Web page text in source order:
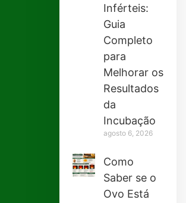
Inférteis:
Guia
Completo
para
Melhorar os
Resultados
da
Incubação
agosto 6, 2026
Como
Saber se o
Ovo Está